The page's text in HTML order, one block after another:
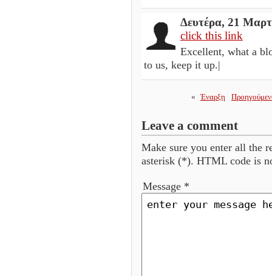
Δευτέρα, 21
click this link
Excellent, what a
to us, keep it up.|
« Έναρξη
Leave a comment
Make sure you enter all the
asterisk (*). HTML code is
Message *